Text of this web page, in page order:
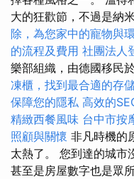
大的狂歡節，不過是納
除，為您家中的寵物與
的流程及費用 社團法人
樂部組織，由德國移民
凍櫃，找到最合適的存
保障您的隱私 高效的
精緻西餐風味 台中市按
照顧與關懷 非凡時機的
太熱了。 您到達的城市
甚至是房屋數字也是眾